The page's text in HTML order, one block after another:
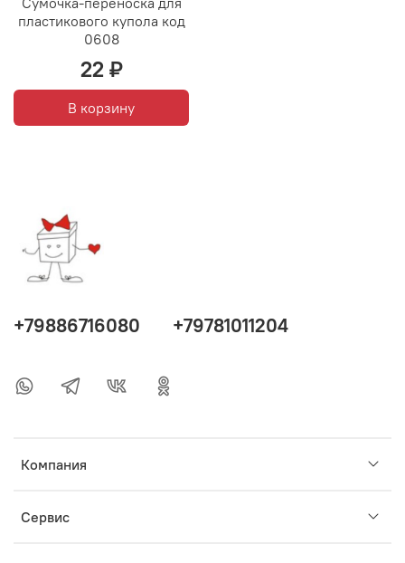
пластикового купола код
0608
22 ₽
В корзину
Компания
Сервис
+79886716080 +79781011204